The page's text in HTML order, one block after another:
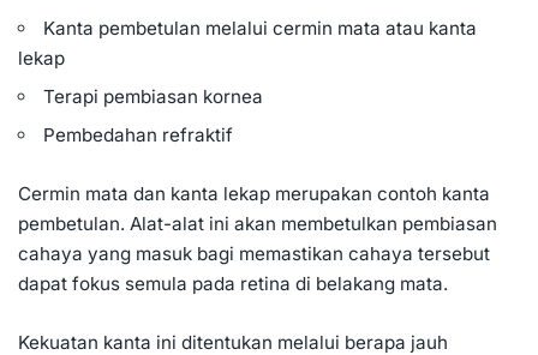
Kanta pembetulan melalui cermin mata atau kanta
lekap
Terapi pembiasan kornea
Pembedahan refraktif
Cermin mata dan kanta lekap merupakan contoh kanta
pembetulan. Alat-alat ini akan membetulkan pembiasan
cahaya yang masuk bagi memastikan cahaya tersebut
dapat fokus semula pada retina di belakang mata.
Kekuatan kanta ini ditentukan melalui berapa jauh